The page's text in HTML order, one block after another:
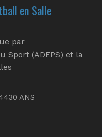
en Salle
par
Sport (ADEPS) et la
ANS